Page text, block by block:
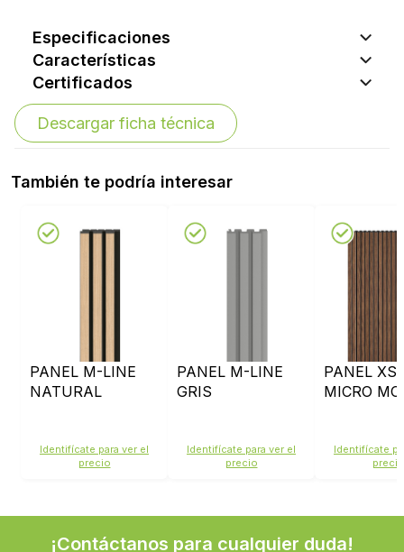
Especificaciones
Características
Certificados
Descargar ficha técnica
También te podría interesar
PANEL M-LINE
NATURAL
Identifícate para ver el
precio
PANEL M-LINE
GRIS
Identifícate para ver el
precio
PANEL
MICRO
Identifícate
precio
¡Contáctanos para cualquier duda!